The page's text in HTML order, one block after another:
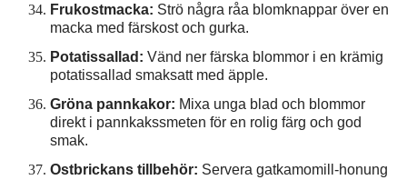
Frukostmacka: Strö några råa blomknappar över en
macka med färskost och gurka.
Potatissallad: Vänd ner färska blommor i en krämig
potatissallad smaksatt med äpple.
Gröna pannkakor: Mixa unga blad och blommor
direkt i pannkakssmeten för en rolig färg och god
smak.
Ostbrickans tillbehör: Servera gatkamomill-honung